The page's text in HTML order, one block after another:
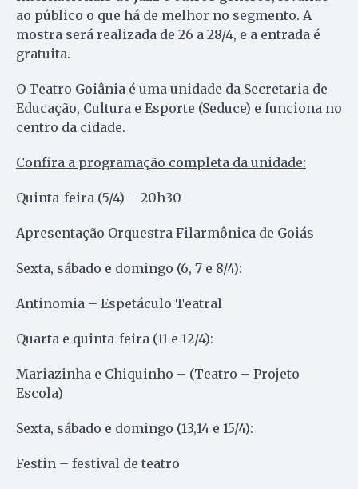
ao público o que há de melhor no segmento. A
mostra será realizada de 26 a 28/4, e a entrada é
gratuita.
O Teatro Goiânia é uma unidade da Secretaria de
Educação, Cultura e Esporte (Seduce) e funciona no
centro da cidade.
Confira a programação completa da unidade:
Quinta-feira (5/4) – 20h30
Apresentação Orquestra Filarmônica de Goiás
Sexta, sábado e domingo (6, 7 e 8/4):
Antinomia – Espetáculo Teatral
Quarta e quinta-feira (11 e 12/4):
Mariazinha e Chiquinho – (Teatro – Projeto
Escola)
Sexta, sábado e domingo (13,14 e 15/4):
Festin – festival de teatro